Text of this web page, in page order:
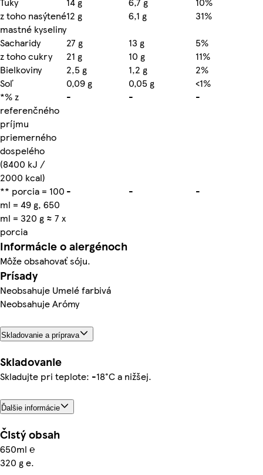
z toho nasýtené
mastné kyseliny
12 g 6,1 g
31%
Sacharidy
27 g 13 g
5%
z toho cukry
21 g 10 g
11%
Bielkoviny
2,5 g 1,2 g
2%
Soľ
0,09 g 0,05 g
<1%
*% z
referenčného
príjmu
priemerného
dospelého
(8400 kJ /
2000 kcal)
- - -
** porcia = 100
ml = 49 g, 650
ml = 320 g ≈ 7 x
porcia
- - -
Informácie o alergénoch
Môže obsahovať sóju.
Prísady
Neobsahuje Umelé farbivá
Neobsahuje Arómy
Skladovanie a príprava
Skladovanie
Skladujte pri teplote: -18°C a nižšej.
Ďalšie informácie
Čistý obsah
650ml ℮
320 g e.